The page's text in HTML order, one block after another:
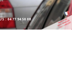
: 04 77 94 50 08